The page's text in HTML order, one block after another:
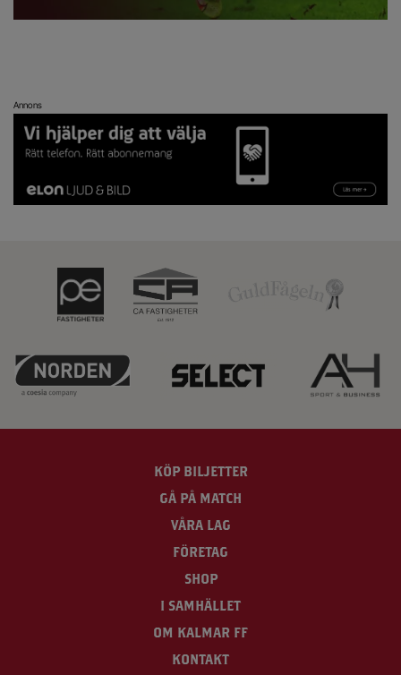
Annons
KÖP BILJETTER
GÅ PÅ MATCH
VÅRA LAG
FÖRETAG
SHOP
I SAMHÄLLET
OM KALMAR FF
KONTAKT